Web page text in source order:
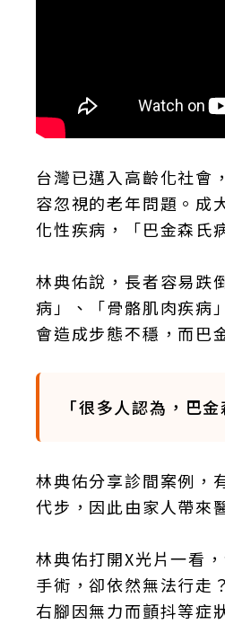
台灣已邁入高齡化社會
容忽視的老年問題。成
化性疾病，「巴金森氏
林典佑說，長者容易跌
病」、「骨骼肌肉疾病
會造成步態不穩，而巴
「很多人認為，巴
林典佑分享診間案例，
代步，因此由家人帶來
林典佑打開X光片一看
手術，卻依然無法行走
右腳因無力而顫抖等症